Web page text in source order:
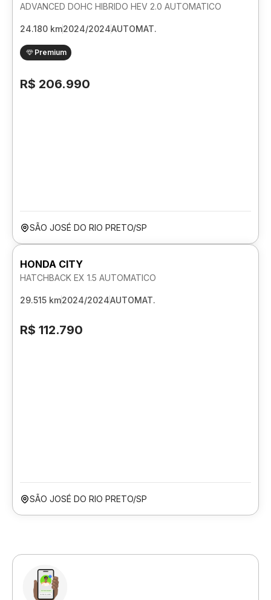
ADVANCED DOHC HIBRIDO HEV 2.0 AUTOMATICO
24.180 km2024/2024AUTOMAT.
Premium
R$ 206.990
SÃO JOSÉ DO RIO PRETO/SP
HONDA CITY
HATCHBACK EX 1.5 AUTOMATICO
29.515 km2024/2024AUTOMAT.
R$ 112.790
SÃO JOSÉ DO RIO PRETO/SP